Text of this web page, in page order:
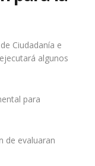
Ciudadanía e
algunos
para
de evaluaran